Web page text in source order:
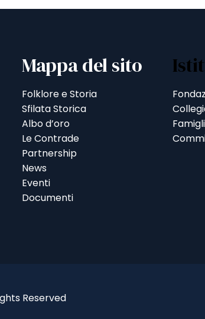
Mappa del sito
Folklore e Storia
Sfilata Storica
Albo d’oro
Le Contrade
Partnership
News
Eventi
Documenti
Reserved